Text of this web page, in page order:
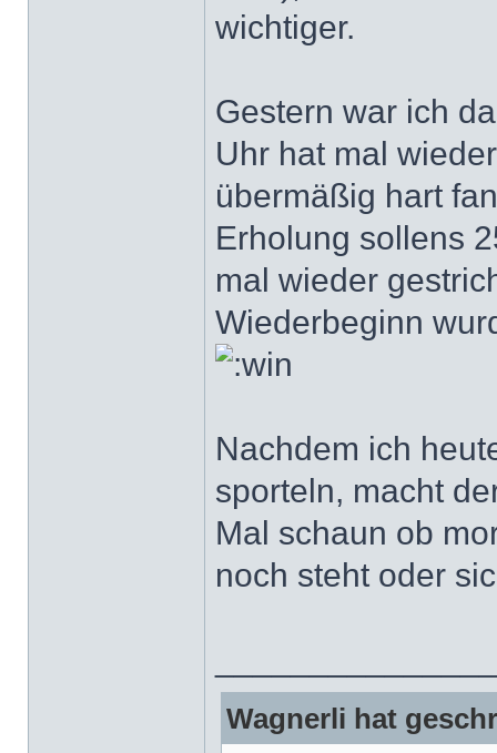
wichtiger.
Gestern war ich
Uhr hat mal
übermäßig hart
Erholung sollens
mal wieder
Wiederbeginn
Nachdem ich
sporteln, macht
Mal schaun ob
noch steht oder
Wagnerli hat